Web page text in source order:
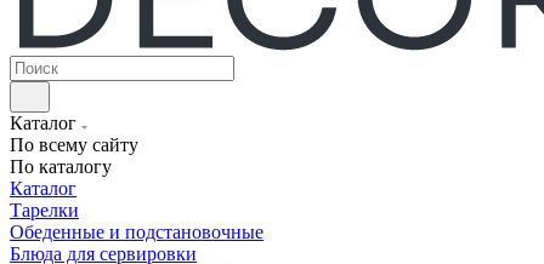
Каталог
По всему сайту
По каталогу
Каталог
Тарелки
Обеденные и подстановочные
Блюда для сервировки